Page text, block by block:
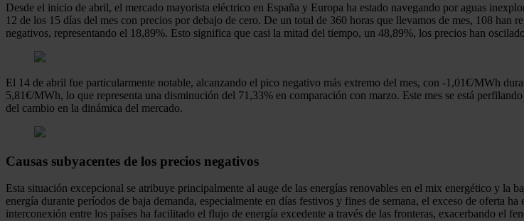
Desde el inicio de abril, el mercado mayorista eléctrico en España y Europa ha estado navegando por aguas
12 de los 15 días del mes con precios por debajo de cero. De un total de 360 horas que llevamos de mes, 108
negativos, representando el 18,89%. Esto significa que casi la mitad del tiempo, un 48,89%, los precios han
El 14 de abril fue particularmente notable, alcanzando el pico negativo más extremo del mes, con -1,01€/MWh
5,81€/MWh, lo que representa una disminución del 71,33% en comparación con marzo. Este mes se está
del cambio en la dinámica del mercado.
Causas subyacentes de los precios negativos
Esta situación excepcional se atribuye principalmente al auge de las energías renovables en el mix energético y
energía durante períodos de baja demanda, especialmente en días festivos y fines de semana, el exceso de oferta
interconexión entre los países ha facilitado el flujo de energía excedente a través de las fronteras, exacerbando el